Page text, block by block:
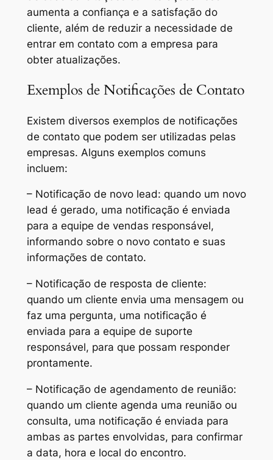
aumenta a confiança e a satisfação do
cliente, além de reduzir a necessidade de
entrar em contato com a empresa para
obter atualizações.
Exemplos de Notificações de Contato
Existem diversos exemplos de notificações
de contato que podem ser utilizadas pelas
empresas. Alguns exemplos comuns
incluem:
– Notificação de novo lead: quando um novo
lead é gerado, uma notificação é enviada
para a equipe de vendas responsável,
informando sobre o novo contato e suas
informações de contato.
– Notificação de resposta de cliente:
quando um cliente envia uma mensagem ou
faz uma pergunta, uma notificação é
enviada para a equipe de suporte
responsável, para que possam responder
prontamente.
– Notificação de agendamento de reunião:
quando um cliente agenda uma reunião ou
consulta, uma notificação é enviada para
ambas as partes envolvidas, para confirmar
a data, hora e local do encontro.